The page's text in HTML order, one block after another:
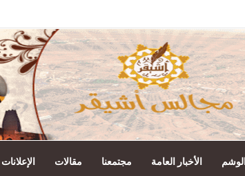
الوشم الأخبار العامة مجتمعنا مقالات الإعلانات